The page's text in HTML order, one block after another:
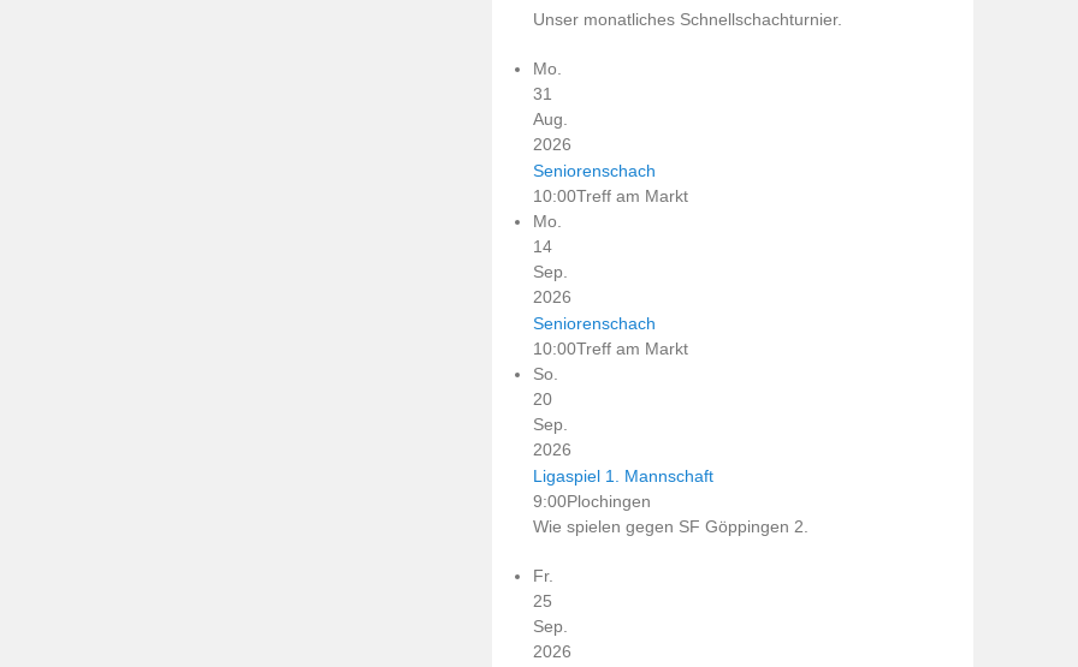
Unser monatliches Schnellschachturnier.
Mo.
31
Aug.
2026
Seniorenschach
10:00Treff am Markt
Mo.
14
Sep.
2026
Seniorenschach
10:00Treff am Markt
So.
20
Sep.
2026
Ligaspiel 1. Mannschaft
9:00Plochingen
Wie spielen gegen SF Göppingen 2.
Fr.
25
Sep.
2026